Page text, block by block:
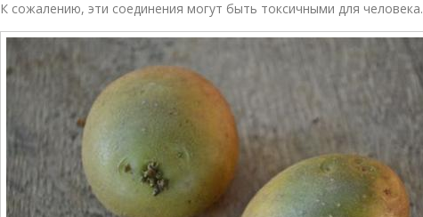
К сожалению, эти соединения могут быть токсичными для человека.